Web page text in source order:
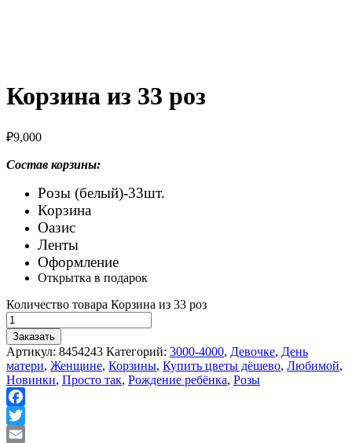
Корзина из 33 роз
₽9,000
Состав корзины:
Розы (белый)-33шт.
Корзина
Оазис
Ленты
Оформление
Открытка в подарок
Количество товара Корзина из 33 роз
Заказать
Артикул: 8454243 Категорий: 3000-4000, Девочке, День
матери, Женщине, Корзины, Купить цветы дёшево, Любимой,
Новинки, Просто так, Рождение ребёнка, Розы
Facebook
Twitter